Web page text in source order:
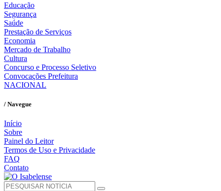
Educação
Segurança
Saúde
Prestação de Serviços
Economia
Mercado de Trabalho
Cultura
Concurso e Processo Seletivo
Convocações Prefeitura
NACIONAL
/ Navegue
Início
Sobre
Painel do Leitor
Termos de Uso e Privacidade
FAQ
Contato